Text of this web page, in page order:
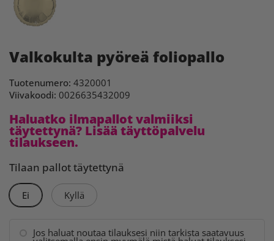
Valkokulta pyöreä foliopallo
Tuotenumero: 4320001
Viivakoodi: 0026635432009
Haluatko ilmapallot valmiiksi
täytettynä? Lisää täyttöpalvelu
tilaukseen.
Tilaan pallot täytettynä
Ei Kyllä
Jos haluat noutaa tilauksesi niin tarkista saatavuus